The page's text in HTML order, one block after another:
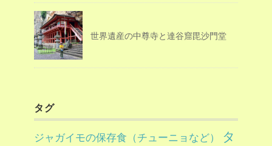
世界遺産の中尊寺と達谷窟毘沙門堂
タグ
ジャガイモの保存食（チューニョなど）
タ